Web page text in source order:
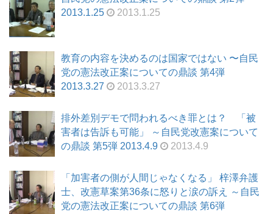
2013.1.25
2013.1.25
教育の内容を決めるのは国家ではない 〜自民
党の憲法改正案についての鼎談 第4弾
2013.3.27
2013.3.27
排外差別デモで問われるべき罪とは？ 「被
害者は告訴も可能」 ～自民党改憲案について
の鼎談 第5弾 2013.4.9
2013.4.9
「加害者の側が人間じゃなくなる」 梓澤弁護
士、改憲草案第36条に怒りと涙の訴え ～自民
党の憲法改正案についての鼎談 第6弾